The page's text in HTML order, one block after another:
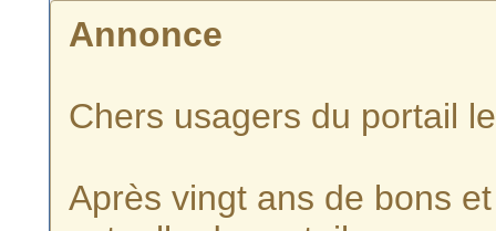
Annonce
Chers usagers du portail
Après vingt ans de bons